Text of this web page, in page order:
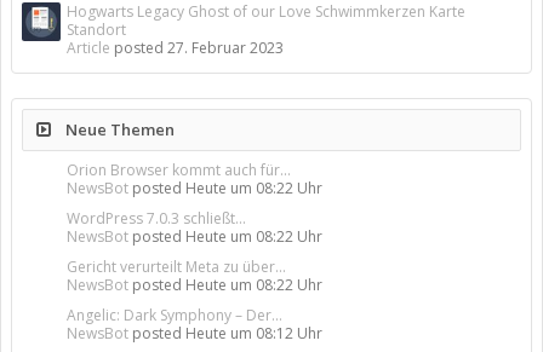
Hogwarts Legacy Ghost of our Love Schwimmkerzen Karte
Standort
Article posted 27. Februar 2023
Neue Themen
Orion Browser kommt auch für...
NewsBot posted Heute um 08:22 Uhr
WordPress 7.0.3 schließt...
NewsBot posted Heute um 08:22 Uhr
Gericht verurteilt Meta zu über...
NewsBot posted Heute um 08:22 Uhr
Angelic: Dark Symphony – Der...
NewsBot posted Heute um 08:12 Uhr